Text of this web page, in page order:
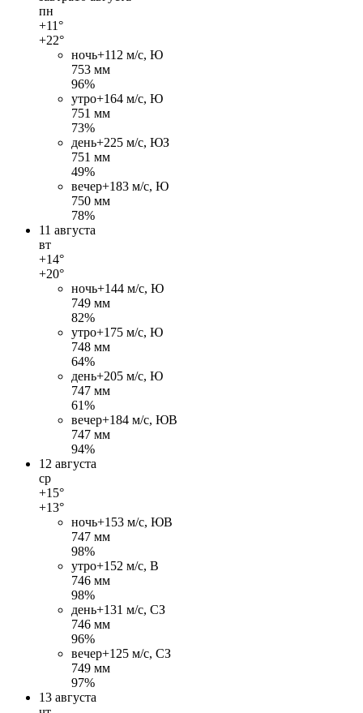
пн
+11°
+22°
ночь+11 2 м/c, Ю
753 мм
96%
утро+164 м/c, Ю
751 мм
73%
день+225 м/c, ЮЗ
751 мм
49%
вечер+183 м/c, Ю
750 мм
78%
11 августа
вт
+14°
+20°
ночь+144 м/c, Ю
749 мм
82%
утро+175 м/c, Ю
748 мм
64%
день+205 м/c, Ю
747 мм
61%
вечер+184 м/c, ЮВ
747 мм
94%
12 августа
ср
+15°
+13°
ночь+153 м/c, ЮВ
747 мм
98%
утро+152 м/c, В
746 мм
98%
день+131 м/c, СЗ
746 мм
96%
вечер+125 м/c, СЗ
749 мм
97%
13 августа